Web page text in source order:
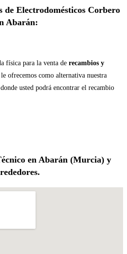
de Electrodomésticos Corbero
Abarán:
física para la venta de recambios y
ofrecemos como alternativa nuestra
usted podrá encontrar el recambio
en Abarán (Murcia) y